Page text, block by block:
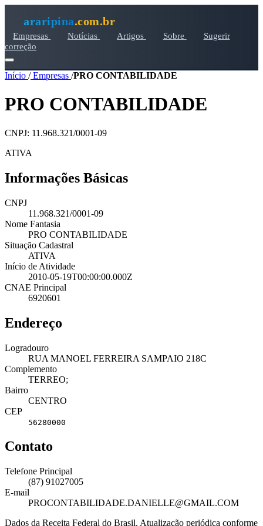
araripina.com.br
Empresas Notícias Artigos Sobre
Sugerir
correção
Início /Empresas /PRO CONTABILIDADE
PRO CONTABILIDADE
CNPJ: 11.968.321/0001-09
ATIVA
Informações Básicas
CNPJ
11.968.321/0001-09
Nome Fantasia
PRO CONTABILIDADE
Situação Cadastral
ATIVA
Início de Atividade
2010-05-19T00:00:00.000Z
CNAE Principal
6920601
Endereço
Logradouro
RUA MANOEL FERREIRA SAMPAIO 218C
Complemento
TERREO;
Bairro
CENTRO
CEP
56280000
Contato
Telefone Principal
(87) 91027005
E-mail
PROCONTABILIDADE.DANIELLE@GMAIL.COM
Dados da Receita Federal do Brasil. Atualização periódica conforme